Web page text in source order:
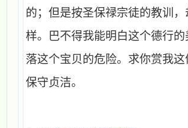
的；但是按圣保禄宗徒的教训
样。巴不得我能明白这个德行
落这个宝贝的危险。求你赏我
保守贞洁。